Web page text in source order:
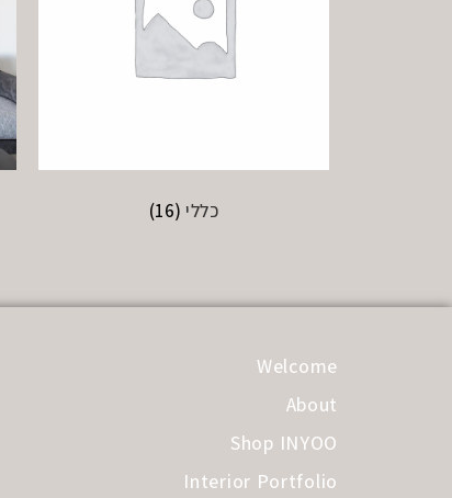
כללי (16)
Welcome
About
Shop INYOO
Interior Portfolio